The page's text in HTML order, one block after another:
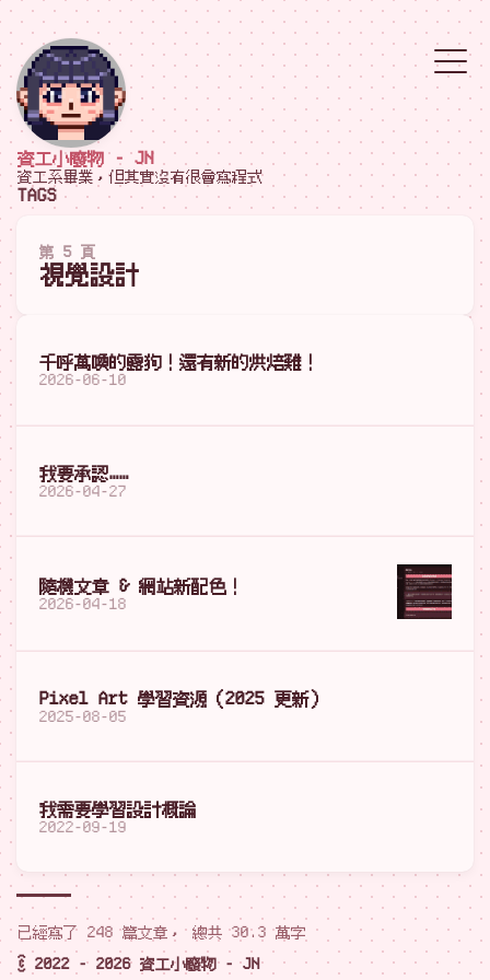
資工小廢物 - JN
資工系畢業，但其實沒有很會寫程式
TAGS
第 5 頁
視覺設計
千呼萬喚的露狗！還有新的烘焙雞！
2026-06-10
我要承認……
2026-04-27
隨機文章 & 網站新配色！
2026-04-18
Pixel Art 學習資源（2025 更新）
2025-08-05
我需要學習設計概論
2022-09-19
已經寫了 248 篇文章， 總共 30.3 萬字
© 2022 - 2026 資工小廢物 - JN